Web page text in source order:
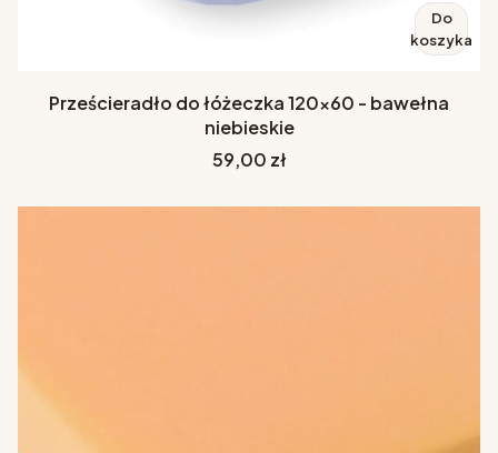
Do
koszyka
Prześcieradło do łóżeczka 120x60 - bawełna
niebieskie
Cena
59,00 zł